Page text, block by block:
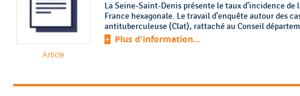
Article
La Seine-Saint-Denis présente le taux d’incidence de
France hexagonale. Le travail d’enquête autour des
antituberculeuse (Clat), rattaché au Conseil
Plus d'information...